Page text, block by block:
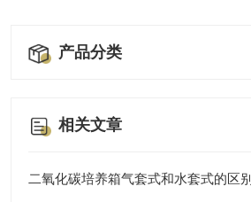
产品分类
相关文章
二氧化碳培养箱气套式和水套式的区别